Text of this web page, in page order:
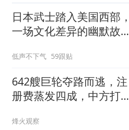
日本武士踏入美国西部，
一场文化差异的幽默故事
低声不下气 59跟贴
642艘巨轮夺路而逃，注
册费蒸发四成，中方打到
烽火观察